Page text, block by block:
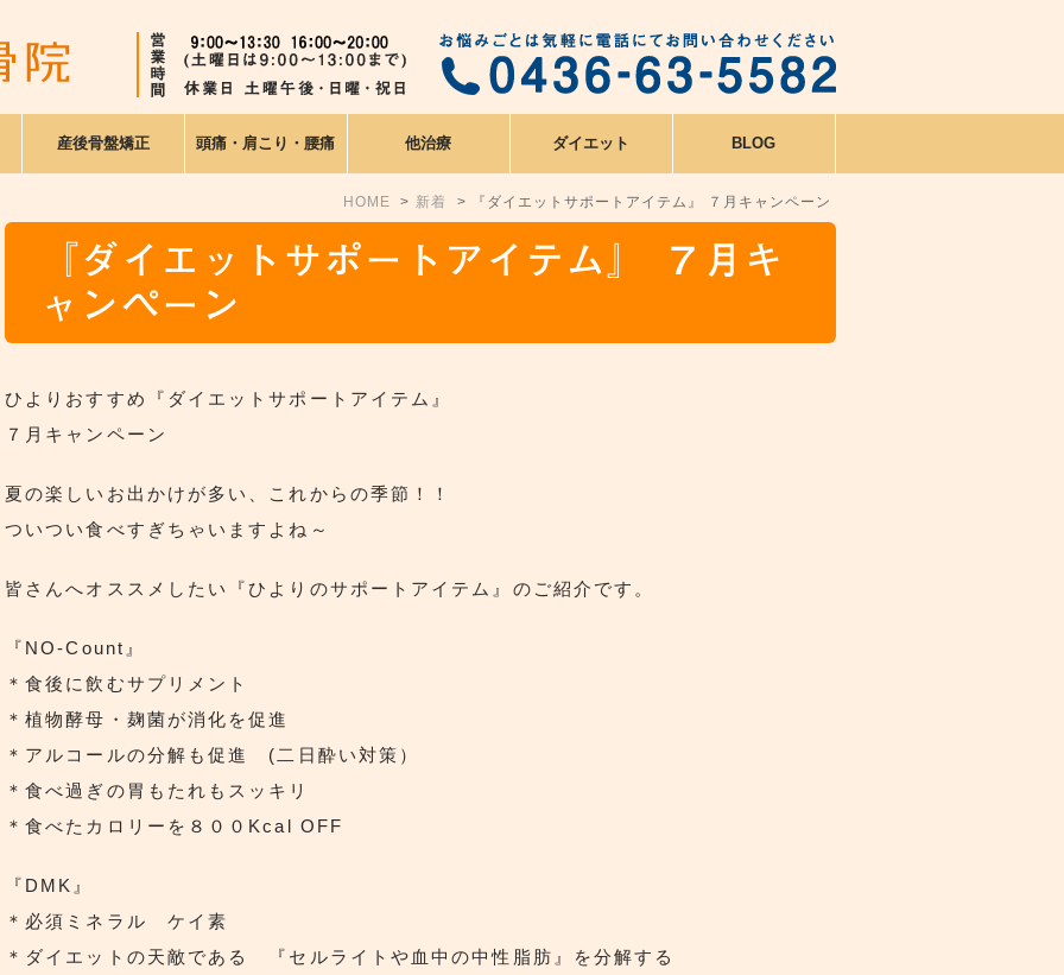
産後骨盤矯正 頭痛・肩こり・腰痛 他治療 ダイエット BLOG
HOME 新着 『ダイエットサポートアイテム』 ７月キャンペーン
『ダイエットサポートアイテム』 ７月キ
ャンペーン
ひよりおすすめ『ダイエットサポートアイテム』
７月キャンペーン
夏の楽しいお出かけが多い、これからの季節！！
ついつい食べすぎちゃいますよね～
皆さんへオススメしたい『ひよりのサポートアイテム』のご紹介です。
『NO-Count』
＊食後に飲むサプリメント
＊植物酵母・麹菌が消化を促進
＊アルコールの分解も促進 (二日酔い対策）
＊食べ過ぎの胃もたれもスッキリ
＊食べたカロリーを８００Kcal OFF
『DMK』
＊必須ミネラル ケイ素
＊ダイエットの天敵である 『セルライトや血中の中性脂肪』を分解する